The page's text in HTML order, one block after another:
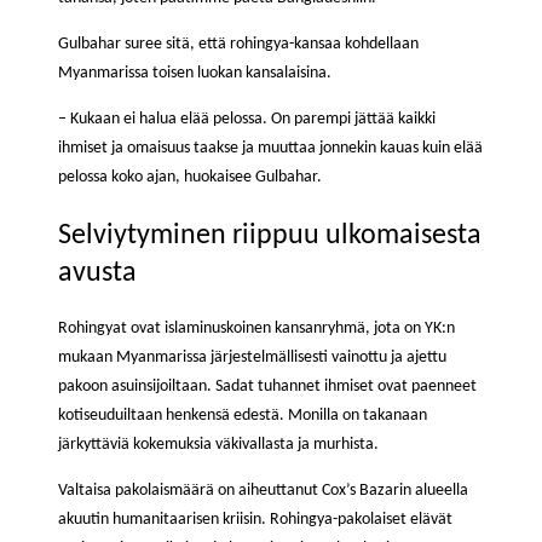
Gulbahar suree sitä, että rohingya-kansaa kohdellaan
Myanmarissa toisen luokan kansalaisina.
– Kukaan ei halua elää pelossa. On parempi jättää kaikki
ihmiset ja omaisuus taakse ja muuttaa jonnekin kauas kuin elää
pelossa koko ajan, huokaisee Gulbahar.
Selviytyminen riippuu ulkomaisesta
avusta
Rohingyat ovat islaminuskoinen kansanryhmä, jota on YK:n
mukaan Myanmarissa järjestelmällisesti vainottu ja ajettu
pakoon asuinsijoiltaan. Sadat tuhannet ihmiset ovat paenneet
kotiseuduiltaan henkensä edestä. Monilla on takanaan
järkyttäviä kokemuksia väkivallasta ja murhista.
Valtaisa pakolaismäärä on aiheuttanut Cox’s Bazarin alueella
akuutin humanitaarisen kriisin. Rohingya-pakolaiset elävät